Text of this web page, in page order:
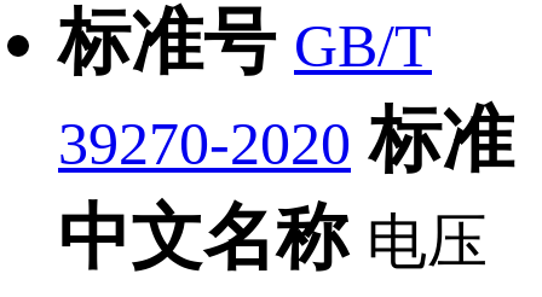
标准号 GB/T
39270-2020 标准
中文名称 电压